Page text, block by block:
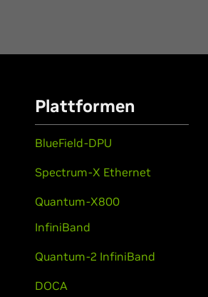
Plattformen
BlueField-DPU
Spectrum-X Ethernet
Quantum-X800
InfiniBand
Quantum-2 InfiniBand
DOCA